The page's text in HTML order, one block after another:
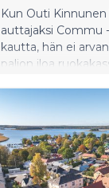
Kun Outi
auttajaksi Commu
kautta, hän ei
paljon iloa
kaveriporukalla tai
voisi tuoda, sekä
auttajalle. Hänen
teko voi olla
asia.